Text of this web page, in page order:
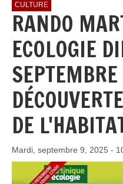
CULTURE
RANDO
ECOLOGIE
DE
Mardi, septembre 9, 2025 -